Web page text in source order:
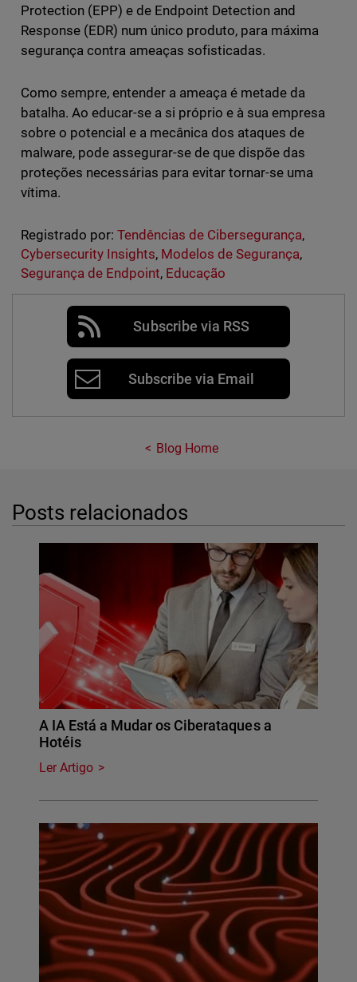
Protection (EPP) e de Endpoint Detection and
Response (EDR) num único produto, para máxima
segurança contra ameaças sofisticadas.
Como sempre, entender a ameaça é metade da
batalha. Ao educar-se a si próprio e à sua empresa
sobre o potencial e a mecânica dos ataques de
malware, pode assegurar-se de que dispõe das
proteções necessárias para evitar tornar-se uma
vítima.
Registrado por: Tendências de Cibersegurança,
Cybersecurity Insights, Modelos de Segurança,
Segurança de Endpoint, Educação
Subscribe via RSS
Subscribe via Email
Blog Home
Posts relacionados
A IA Está a Mudar os Ciberataques a
Hotéis
Ler Artigo